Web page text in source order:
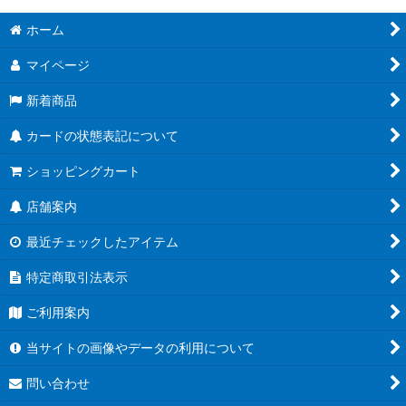
ホーム
マイページ
新着商品
カードの状態表記について
ショッピングカート
店舗案内
最近チェックしたアイテム
特定商取引法表示
ご利用案内
当サイトの画像やデータの利用について
問い合わせ